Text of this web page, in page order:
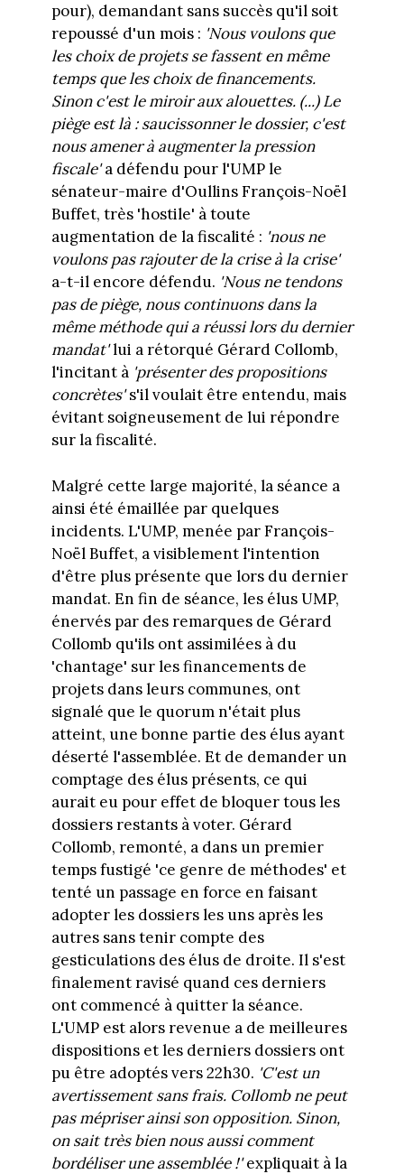
pour), demandant sans succès qu'il soit
repoussé d'un mois : 'Nous voulons que
les choix de projets se fassent en même
temps que les choix de financements.
Sinon c'est le miroir aux alouettes. (...) Le
piège est là : saucissonner le dossier, c'est
nous amener à augmenter la pression
fiscale'a défendu pour l'UMP le
sénateur-maire d'Oullins François-Noël
Buffet, très 'hostile' à toute
augmentation de la fiscalité : 'nous ne
voulons pas rajouter de la crise à la crise'
a-t-il encore défendu. 'Nous ne tendons
pas de piège, nous continuons dans la
même méthode qui a réussi lors du dernier
mandat'lui a rétorqué Gérard Collomb,
l'incitant à'présenter des propositions
concrètes's'il voulait être entendu, mais
évitant soigneusement de lui répondre
sur la fiscalité.
Malgré cette large majorité, la séance a
ainsi été émaillée par quelques
incidents. L'UMP, menée par François-
Noël Buffet, a visiblement l'intention
d'être plus présente que lors du dernier
mandat. En fin de séance, les élus UMP,
énervés par des remarques de Gérard
Collomb qu'ils ont assimilées à du
'chantage' sur les financements de
projets dans leurs communes, ont
signalé que le quorum n'était plus
atteint, une bonne partie des élus ayant
déserté l'assemblée. Et de demander un
comptage des élus présents, ce qui
aurait eu pour effet de bloquer tous les
dossiers restants à voter. Gérard
Collomb, remonté, a dans un premier
temps fustigé 'ce genre de méthodes' et
tenté un passage en force en faisant
adopter les dossiers les uns après les
autres sans tenir compte des
gesticulations des élus de droite. Il s'est
finalement ravisé quand ces derniers
ont commencé à quitter la séance.
L'UMP est alors revenue a de meilleures
dispositions et les derniers dossiers ont
pu être adoptés vers 22h30. 'C'est un
avertissement sans frais. Collomb ne peut
pas mépriser ainsi son opposition. Sinon,
on sait très bien nous aussi comment
bordéliser une assemblée !'expliquait à la